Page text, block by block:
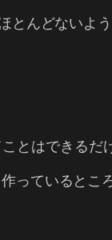
とんどないよ
とはできるだ
っているとこ